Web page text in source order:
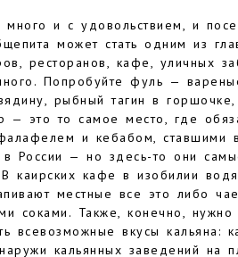
много и с удовольствием, и
может стать одним из
ресторанов, кафе, уличных
Попробуйте фуль —
рыбный тагин в
— это то самое место, где
фалафелем и кебабом, ставшими
в России — но здесь-то они
В каирских кафе в изобилии
местные все это либо
соками. Также, конечно, нужно
всевозможные вкусы кальяна:
кальянных заведений на